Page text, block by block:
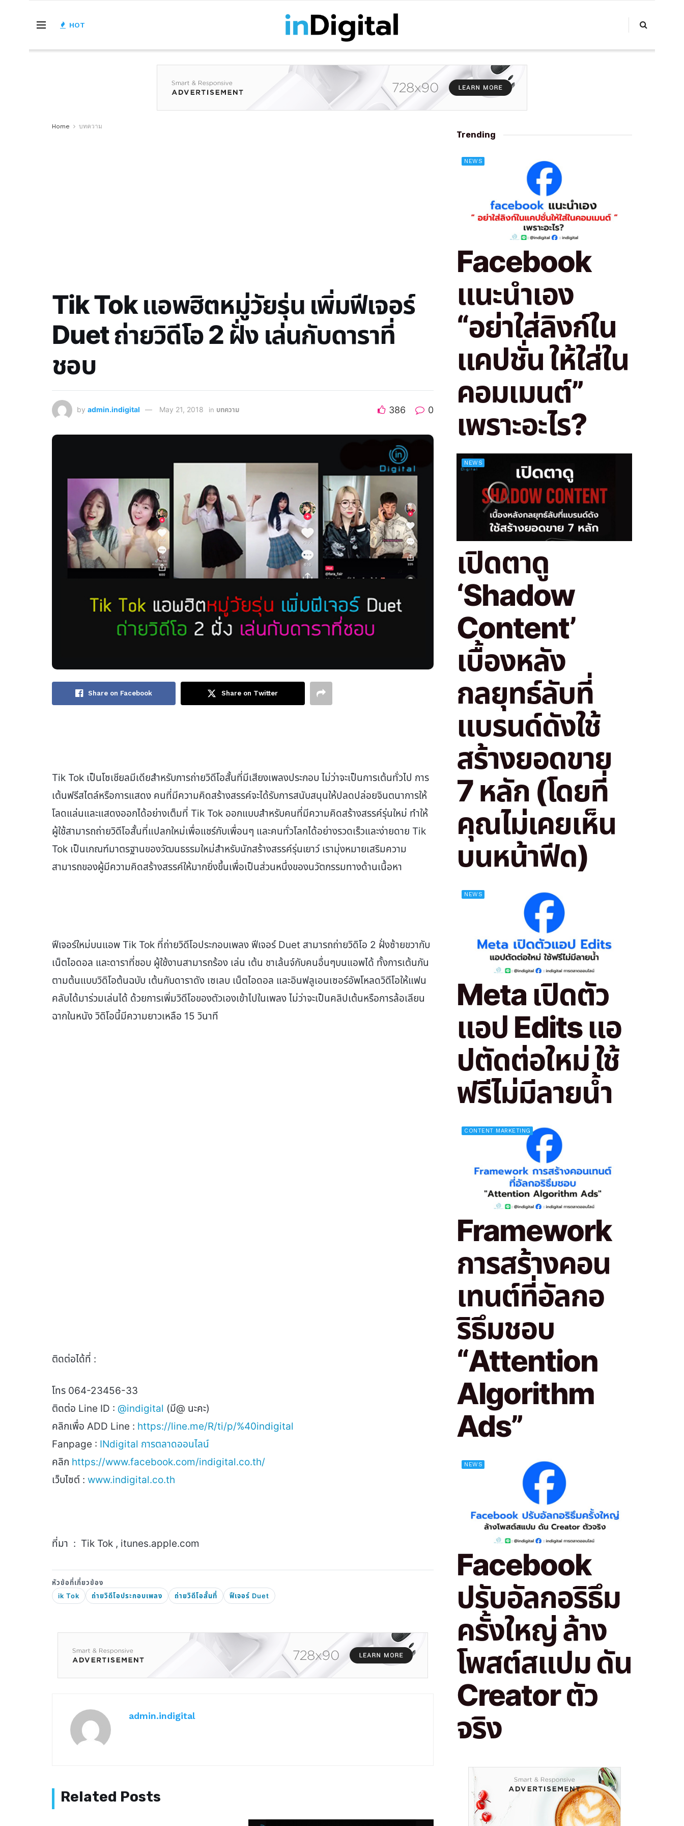
HOT
Home บทความ
Tik Tok แอพฮิตหมู่วัยรุ่น เพิ่มฟีเจอร์
Duet ถ่ายวิดีโอ 2 ฝั่ง เล่นกับดาราที่
ชอบ
by admin.indigital May 21, 2018 in บทความ 386 0
Share on Facebook Share on Twitter
Tik Tok เป็นโซเชียลมีเดียสำหรับการถ่ายวิดีโอสั้นที่มีเสียงเพลงประกอบ ไม่ว่าจะเป็นการเต้นทั่วไป การ
เต้นฟรีสไตล์หรือการแสดง คนที่มีความคิดสร้างสรรค์จะได้รับการสนับสนุนให้ปลดปล่อยจินตนาการให้
โลดแล่นและแสดงออกได้อย่างเต็มที่ Tik Tok ออกแบบสำหรับคนที่มีความคิดสร้างสรรค์รุ่นใหม่ ทำให้
ผู้ใช้สามารถถ่ายวิดีโอสั้นที่แปลกใหม่เพื่อแชร์กับเพื่อนๆ และคนทั่วโลกได้อย่างรวดเร็วและง่ายดาย Tik
Tok เป็นเกณฑ์มาตรฐานของวัฒนธรรมใหม่สำหรับนักสร้างสรรค์รุ่นเยาว์ เรามุ่งหมายเสริมความ
สามารถของผู้มีความคิดสร้างสรรค์ให้มากยิ่งขึ้นเพื่อเป็นส่วนหนึ่งของนวัตกรรมทางด้านเนื้อหา
ฟีเจอร์ใหม่บนแอพ Tik Tok ที่ถ่ายวิดีโอประกอบเพลง ฟีเจอร์ Duet สามารถถ่ายวิดิโอ 2 ฝั่งซ้ายขวากับ
เน็ตไอดอล และดาราที่ชอบ ผู้ใช้งานสามารถร้อง เล่น เต้น ชาเล้นจ์กับคนอื่นๆบนแอพได้ ทั้งการเต้นกัน
ตามต้นแบบวิดิโอต้นฉบับ เต้นกับดาราดัง เซเลบ เน็ตไอดอล และอินฟลูเอนเซอร์อัพโหลดวิดีโอให้แฟน
คลับได้มาร่วมเล่นได้ ด้วยการเพิ่มวิดีโอของตัวเองเข้าไปในเพลง ไม่ว่าจะเป็นคลิปเต้นหรือการล้อเลียน
ฉากในหนัง วิดิโอนี้มีความยาวเหลือ 15 วินาที
ติดต่อได้ที่ :
โทร 064-23456-33
ติดต่อ Line ID : @indigital (มี@ นะคะ)
คลิกเพื่อ ADD Line : https://line.me/R/ti/p/%40indigital
Fanpage : INdigital การตลาดออนไลน์
คลิก https://www.facebook.com/indigital.co.th/
เว็บไซต์ : www.indigital.co.th
ที่มา : Tik Tok , itunes.apple.com
ik Tok ถ่ายวิดีโอประกอบเพลง ถ่ายวิดีโอสั้นที่ ฟีเจอร์ Duet
admin.indigital
Trending
NEWS
Facebook
แนะนำเอง
“อย่าใส่ลิงก์ใน
แคปชั่น ให้ใส่ใน
คอมเมนต์”
เพราะอะไร?
NEWS
เปิดตาดู
‘Shadow
Content’
เบื้องหลัง
กลยุทธ์ลับที่
แบรนด์ดังใช้
สร้างยอดขาย
7 หลัก (โดยที่
คุณไม่เคยเห็น
บนหน้าฟีด)
NEWS
Meta เปิดตัว
แอป Edits แอ
ปตัดต่อใหม่ ใช้
ฟรีไม่มีลายน้ำ
CONTENT MARKETING
Framework
การสร้างคอน
เทนต์ที่อัลกอ
ริธึมชอบ
“Attention
Algorithm
Ads”
NEWS
Facebook
ปรับอัลกอริธึม
ครั้งใหญ่ ล้าง
โพสต์สแปม ดัน
Creator ตัว
จริง